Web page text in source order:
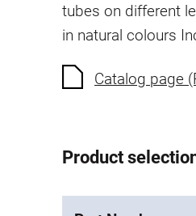
tubes on different
in natural colours
Catalog page
Product